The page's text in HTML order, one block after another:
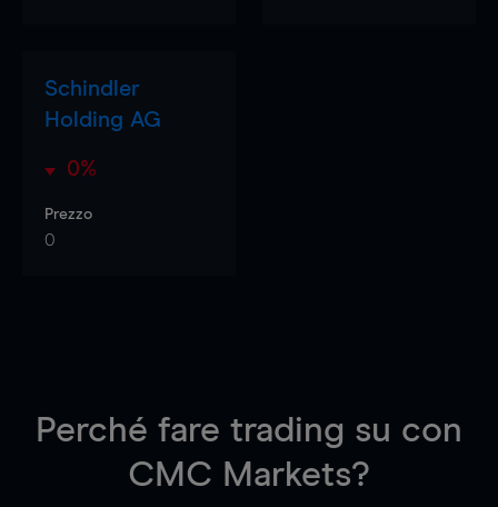
Schindler
Holding AG
0%
Prezzo
0
Perché fare trading su con
CMC Markets?